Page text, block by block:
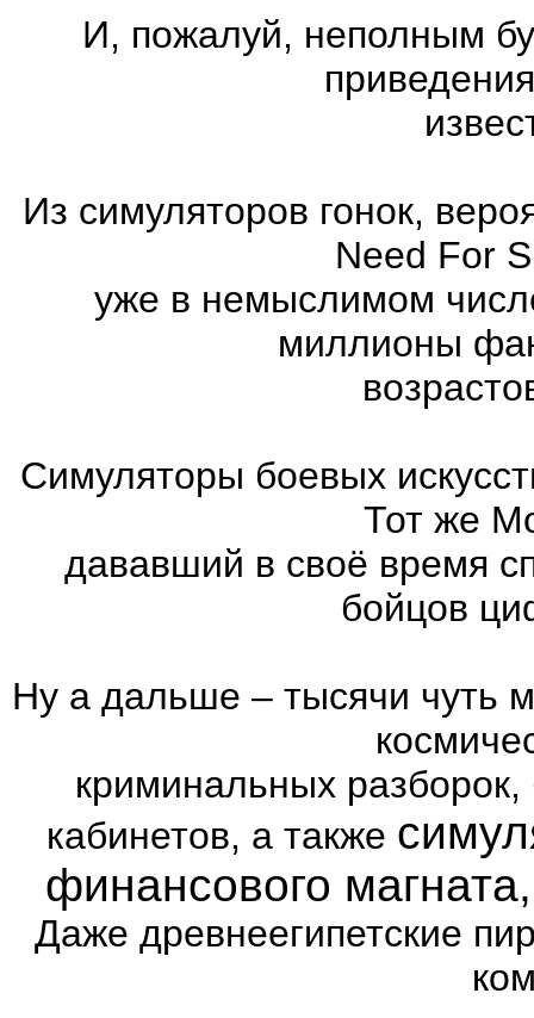
И, пожалуй, неполным
Из симуляторов гонок,
Need For
уже в немыслимом
миллионы
Симуляторы боевых
Тот же
дававший в своё время
бойцов
Ну а дальше – тысячи чуть
криминальных
кабинетов, а также
финансового
Даже древнеегипетские